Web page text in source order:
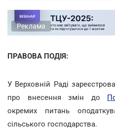
Реклама
ПРАВОВА ПОДІЯ:
У Верховній Раді
про внесення змін до
окремих питань
сільського господарства.